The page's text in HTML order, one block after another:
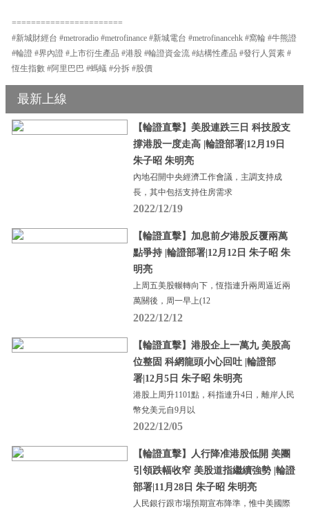
=======================
#新城財經台 #metroradio #metrofinance #新城電台 #metrofinancehk #窩輪 #牛熊證
#輪證 #界內證 #上市衍生產品 #港股 #輪證資金流 #結構性產品 #發行人質素 #
恆生指數 #阿里巴巴 #螞蟻 #分拆 #股價
最新上線
【輪證直擊】美股連跌三日 科技股支
撐港股一度走高 |輪證部署|12月19日
朱子昭 朱明亮
內地召開中央經濟工作會議，主調支持成
長，其中包括支持住房需求
2022/12/19
【輪證直擊】加息前夕港股反覆兩萬
點爭持 |輪證部署|12月12日 朱子昭 朱
明亮
上周五美股輾轉向下，恆指連升兩周逼近兩
萬關後，周一早上(12
2022/12/12
【輪證直擊】港股企上一萬九 美股高
位整固 科網龍頭小心回吐 |輪證部
署|12月5日 朱子昭 朱明亮
港股上周升1101點，科指連升4日，離岸人民
幣兌美元自9月以
2022/12/05
【輪證直擊】人行降准港股低開 美團
引領跌幅收窄 美股道指繼續強勢 |輪證
部署|11月28日 朱子昭 朱明亮
人民銀行跟市場預期宣布降準，惟中美國際